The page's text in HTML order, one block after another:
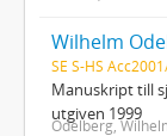
Wilhelm
SE S-HS
Manuskript till
utgiven 1999
Odelberg,